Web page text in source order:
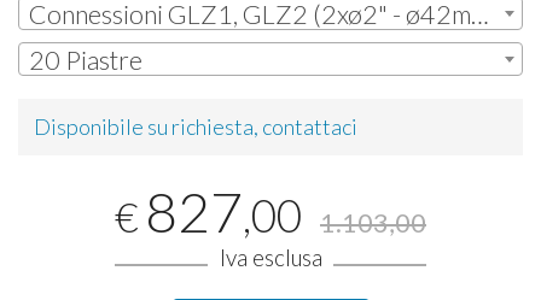
Connessioni GLZ1, GLZ2 (2xø2" - ø42mm ODS + 2xø2" - ø42mm ODS )
20 Piastre
Disponibile su richiesta, contattaci
€ 827,00 1.103,00
Iva esclusa